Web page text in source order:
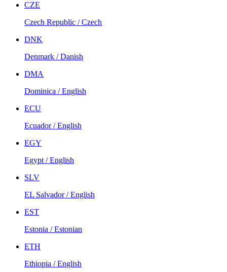
CZE
Czech Republic / Czech
DNK
Denmark / Danish
DMA
Dominica / English
ECU
Ecuador / English
EGY
Egypt / English
SLV
EL Salvador / English
EST
Estonia / Estonian
ETH
Ethiopia / English